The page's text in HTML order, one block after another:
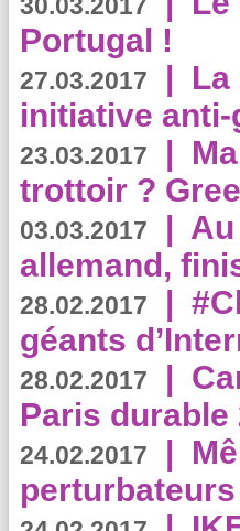
Portugal !
27.03.2017 | La
initiative anti-
23.03.2017 |
trottoir ?
03.03.2017 |
allemand,
28.02.2017 |
géants
28.02.2017 |
Paris durable
24.02.2017 |